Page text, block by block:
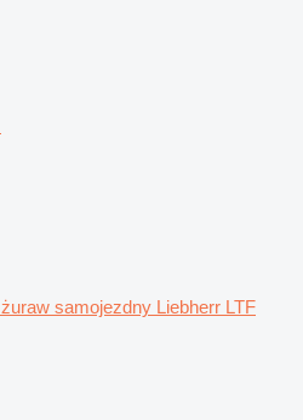
żuraw samojezdny Liebherr LTF